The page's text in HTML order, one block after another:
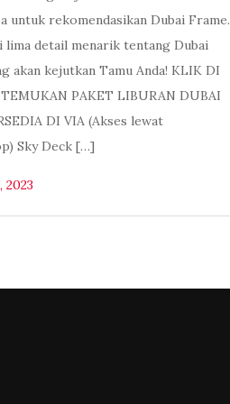
untuk rekomendasikan Dubai Frame.
lima detail menarik tentang Dubai
akan kejutkan Tamu Anda! KLIK DI
PAKET LIBURAN DUBAI
DI VIA (Akses lewat
Sky Deck […]
2023